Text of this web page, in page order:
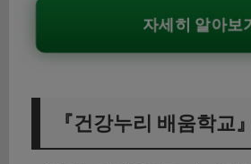
자세히 알아보
『건강누리 배움학교